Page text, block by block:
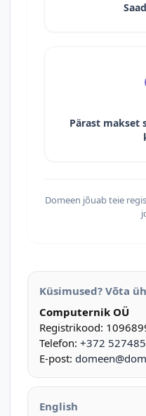
Pärast makset
Domeen jõuab teie
Küsimused? Võta
Computernik OÜ
Registrikood:
Telefon: +372
E-post:
English